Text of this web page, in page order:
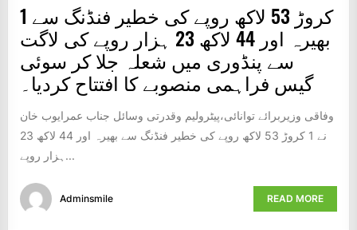
1 کروڑ 53 لاکھ روپے کی خطیر فنڈنگ سے
بھیرہ اور 44 لاکھ 23 ہزار روپے کی لاگت
سے پنڈوری میں شعلہ جلا کر سوئی
گیس فراہمی منصوبے کا افتتاح کردیا۔
وفاقی وزیربرائے توانائی،پیٹرولیم وقدرتی وسائل جناب عمرایوب خان
نے 1 کروڑ 53 لاکھ روپے کی خطیر فنڈنگ سے بھیرہ اور 44 لاکھ 23
ہزار روپے...
Adminsmile READ MORE